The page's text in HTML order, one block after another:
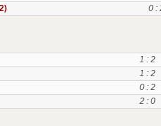
0 :
1 : 2
1 : 2
0 : 2
2 : 0